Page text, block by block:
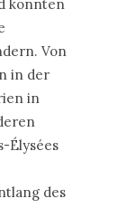
konnten
Von
in der
in
Élysées
des